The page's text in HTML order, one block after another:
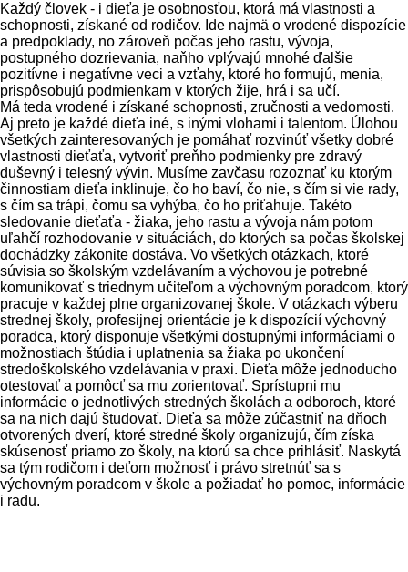
Každý človek - i dieťa je osobnosťou, ktorá má vlastnosti a
schopnosti, získané od rodičov. Ide najmä o vrodené dispozície
a predpoklady, no zároveň počas jeho rastu, vývoja,
postupného dozrievania, naňho vplývajú mnohé ďalšie
pozitívne i negatívne veci a vzťahy, ktoré ho formujú, menia,
prispôsobujú podmienkam v ktorých žije, hrá i sa učí.
Má teda vrodené i získané schopnosti, zručnosti a vedomosti.
Aj preto je každé dieťa iné, s inými vlohami i talentom. Úlohou
všetkých zainteresovaných je pomáhať rozvinúť všetky dobré
vlastnosti dieťaťa, vytvoriť preňho podmienky pre zdravý
duševný i telesný vývin. Musíme zavčasu rozoznať ku ktorým
činnostiam dieťa inklinuje, čo ho baví, čo nie, s čím si vie rady,
s čím sa trápi, čomu sa vyhýba, čo ho priťahuje. Takéto
sledovanie dieťaťa - žiaka, jeho rastu a vývoja nám potom
uľahčí rozhodovanie v situáciách, do ktorých sa počas školskej
dochádzky zákonite dostáva. Vo všetkých otázkach, ktoré
súvisia so školským vzdelávaním a výchovou je potrebné
komunikovať s triednym učiteľom a výchovným poradcom, ktorý
pracuje v každej plne organizovanej škole. V otázkach výberu
strednej školy, profesijnej orientácie je k dispozícií výchovný
poradca, ktorý disponuje všetkými dostupnými informáciami o
možnostiach štúdia i uplatnenia sa žiaka po ukončení
stredoškolského vzdelávania v praxi. Dieťa môže jednoducho
otestovať a pomôcť sa mu zorientovať. Sprístupni mu
informácie o jednotlivých stredných školách a odboroch, ktoré
sa na nich dajú študovať. Dieťa sa môže zúčastniť na dňoch
otvorených dverí, ktoré stredné školy organizujú, čím získa
skúsenosť priamo zo školy, na ktorú sa chce prihlásiť. Naskytá
sa tým rodičom i deťom možnosť i právo stretnúť sa s
výchovným poradcom v škole a požiadať ho pomoc, informácie
i radu.